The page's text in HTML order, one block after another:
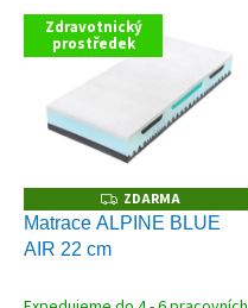
V
Zdravotnický
prostředek
Z
D
A
ZDARMA
Matrace ALPINE BLUE
AIR 22 cm